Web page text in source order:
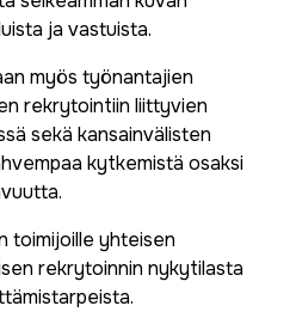
ja vastuista.
myös työnantajien
rekrytointiin liittyvien
sekä kansainvälisten
kytkemistä osaksi
toimijoille yhteisen
rekrytoinnin nykytilasta